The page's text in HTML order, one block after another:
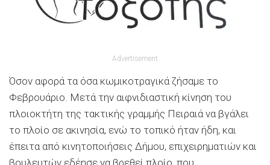
Advertisement
Όσον αφορά τα όσα κωμικοτραγικά ζήσαμε το
Φεβρουάριο. Μετά την αιφνιδιαστική κίνηση του
πλοιοκτήτη της τακτικής γραμμής Πειραιά να βγάλει
το πλοίο σε ακινησία, ενώ το τοπικό ήταν ήδη, και
έπειτα από κινητοποιήσεις Δήμου, επιχειρηματιών και
βουλευτών εδέησε να βρεθεί πλοίο, που